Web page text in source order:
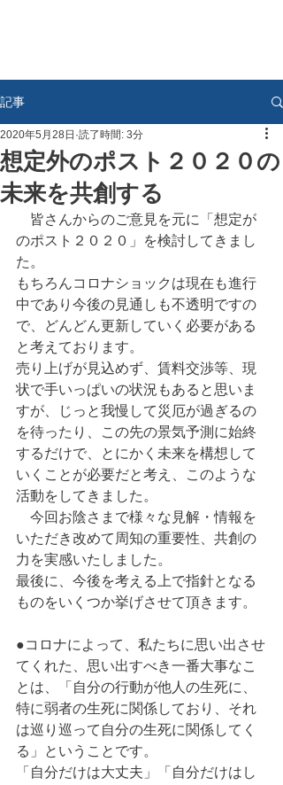
記事
想定外のポスト２０２０の
未来を共創する
2020年5月28日 読了時間: 3分
皆さんからのご意見を元に「想定が
のポスト２０２０」を検討してきまし
た。
もちろんコロナショックは現在も進行
中であり今後の見通しも不透明ですの
で、どんどん更新していく必要がある
と考えております。
売り上げが見込めず、賃料交渉等、現
状で手いっぱいの状況もあると思いま
すが、じっと我慢して災厄が過ぎるの
を待ったり、この先の景気予測に始終
するだけで、とにかく未来を構想して
いくことが必要だと考え、このような
活動をしてきました。
今回お陰さまで様々な見解・情報を
いただき改めて周知の重要性、共創の
力を実感いたしました。
最後に、今後を考える上で指針となる
ものをいくつか挙げさせて頂きます。
●コロナによって、私たちに思い出させ
てくれた、思い出すべき一番大事なこ
とは、「自分の行動が他人の生死に、
特に弱者の生死に関係しており、それ
は巡り巡って自分の生死に関係してく
る」ということです。
「自分だけは大丈夫」「自分だけはし